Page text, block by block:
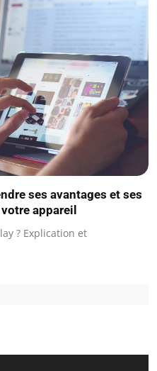
ses avantages et ses
appareil
? Explication et